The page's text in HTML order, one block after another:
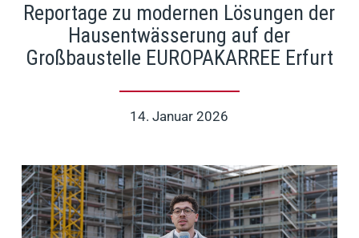
Reportage zu modernen Lösungen der
Hausentwässerung auf der
Großbaustelle EUROPAKARREE Erfurt
14. Januar 2026